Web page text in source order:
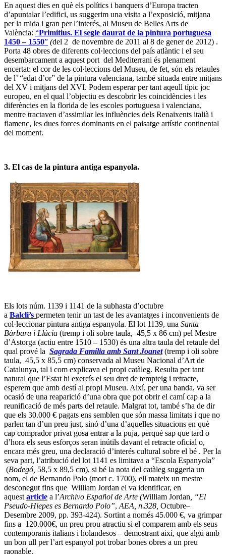
En aquest dies en què els polítics i banquers d’Europa tracten
d’apuntalar l’edifici, us suggerim una visita a l’exposició, mitjana
per la mida i gran per l’interés, al Museu de Belles Arts de
València: “Primitius. El segle daurat de la pintura portuguesa
1450 – 1550” (del 2 de novembre de 2011 al 8 de gener de 2012) .
Porta 48 obres de diferents col·leccions del país atlàntic i el seu
desembarcament a aquest port del Mediterrani és plenament
encertat: el cor de les col·leccions del Museu, de fet, són els retaules
de l’ “edat d’or” de la pintura valenciana, també situada entre mitjans
del XV i mitjans del XVI. Podem esperar per tant aqeull típic joc
europeu, en el qual l’objectiu es descobrir les coincidències i les
diferències en la florida de les escoles portuguesa i valenciana,
mentre tractaven d’assimilar les influències dels Renaixents italià i
flamenc, les dues forces dominants en el paisatge artístic continental
del moment.
3. El cas de la pintura antiga espanyola.
Els lots núm. 1139 i 1141 de la subhasta d’octubre
a Balcli’s permeten tenir un tast de les avantatges i inconvenients de
col·leccionar pintura antiga espanyola. El lot 1139, una Santa
Bàrbara i Llúcia (tremp i oli sobre taula, 45,5 x 86 cm) pel Mestre
d’Astorga (actiu entre 1510 – 1530) és una altra taula del retaule del
qual prové la Sagrada Família amb Sant Joanet(tremp i oli sobre
taula, 45,5 x 85,5 cm) conservada al Museu Nacional d’Art de
Catalunya, tal i com explicava el propi catàleg. Resulta per tant
natural que l’Estat hi exercís el seu dret de tempteig i retracte,
esperem que amb destí al propi Museu. Així, per una banda, va ser
ocasió de una reaparició d’una obra que pot obrir el camí cap a la
reunificació de més parts del retaule. Malgrat tot, també s’ha de dir
que els 30.000 € pagats ens semblen que són massa limitats i que no
parlen tan d’un preu just, sinó d’una d’aquelles situacions en què
cap comprador privat gosa entrar a la puja, perquè sap que tard o
d’hora els seus esforços seran inútils davant el retracte oficial o,
encara més greu, una declaració d’interés cultural sobre el bé . Per la
seva part, l’atribució del lot 1141 es limitava a “Escola Espanyola”
(Bodegó, 58,5 x 89,5 cm), si bé la nota del catàleg suggeria un
nom, el de Bernando Polo (mort c. 1700), ell mateix un mestre
desconegut fins que William Jordan el va identificar, en
aquest article a l’Archivo Español de Arte (William Jordan , “El
Pseudo-Hiepes es Bernardo Polo”, AEA, n.328, Octubre–
Desembre 2009, pp. 393-424). Sortint a només 45.000 €, va grimpar
fins a 120.000€, un preu prou atractiu si el comparem amb els seus
contemporanis italians i holandesos – demostrant així, que algú amb
un bon ull per l’art espanyol pot trobar bones obres a un preu
raonable.